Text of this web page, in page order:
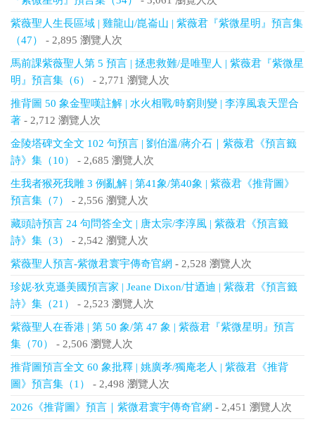
紫薇聖人生長區域 | 雞龍山/崑崙山 | 紫薇君『紫微星明』預言集
（47）
- 2,895 瀏覽人次
馬前課紫薇聖人第 5 預言 | 拯患救難/是唯聖人 | 紫薇君『紫微星
明』預言集（6）
- 2,771 瀏覽人次
推背圖 50 象金聖嘆註解 | 水火相戰/時窮則變 | 李淳風袁天罡合
著 - 2,712 瀏覽人次
金陵塔碑文全文 102 句預言 | 劉伯溫/蔣介石｜紫薇君《預言籤
詩》集（10）
- 2,685 瀏覽人次
生我者猴死我雕 3 例亂解 | 第41象/第40象 | 紫薇君《推背圖》
預言集（7）
- 2,556 瀏覽人次
藏頭詩預言 24 句問答全文 | 唐太宗/李淳風 | 紫薇君《預言籤
詩》集（3）
- 2,542 瀏覽人次
紫薇聖人預言-紫微君寰宇傳奇官網 - 2,528 瀏覽人次
珍妮‧狄克遜美國預言家 | Jeane Dixon/甘迺迪 | 紫薇君《預言籤
詩》集（21）
- 2,523 瀏覽人次
紫薇聖人在香港 | 第 50 象/第 47 象 | 紫薇君『紫微星明』預言
集（70）
- 2,506 瀏覽人次
推背圖預言全文 60 象批釋 | 姚廣孝/獨庵老人 | 紫薇君《推背
圖》預言集（1）
- 2,498 瀏覽人次
2026《推背圖》預言｜紫微君寰宇傳奇官網 - 2,451 瀏覽人次